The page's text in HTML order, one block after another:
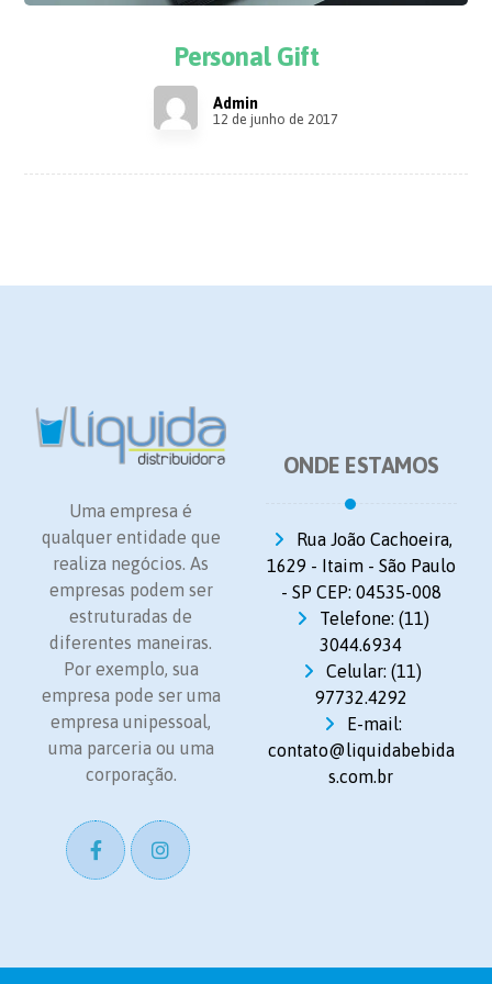
Personal Gift
Admin
12 de junho de 2017
Uma empresa é
qualquer entidade que
realiza negócios. As
empresas podem ser
estruturadas de
diferentes maneiras.
Por exemplo, sua
empresa pode ser uma
empresa unipessoal,
uma parceria ou uma
corporação.
ONDE ESTAMOS
Rua João Cachoeira,
1629 - Itaim - São Paulo
- SP CEP: 04535-008
Telefone: (11)
3044.6934
Celular: (11)
97732.4292
E-mail:
contato@liquidabebida
s.com.br